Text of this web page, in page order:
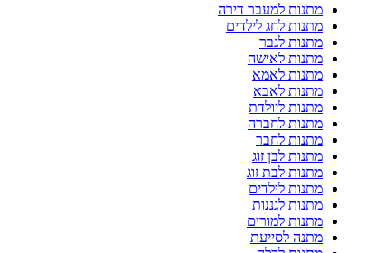
מתנות למעבר דירה
מתנות לחג לילדים
מתנות לגבר
מתנות לאישה
מתנות לאמא
מתנות לאבא
מתנות ליולדת
מתנות לחברה
מתנות לחבר
מתנות לבן זוג
מתנות לבת זוג
מתנות לילדים
מתנות לגננות
מתנות למורים
מתנה לסייעת